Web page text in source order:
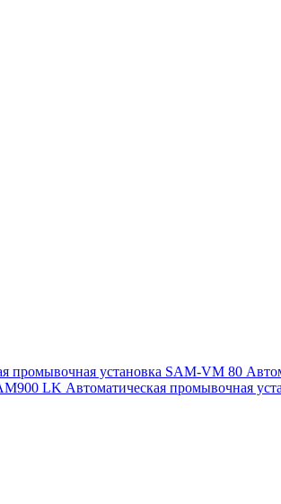
промывочная установка SAM-VM 80
LK Автоматическая промывочная